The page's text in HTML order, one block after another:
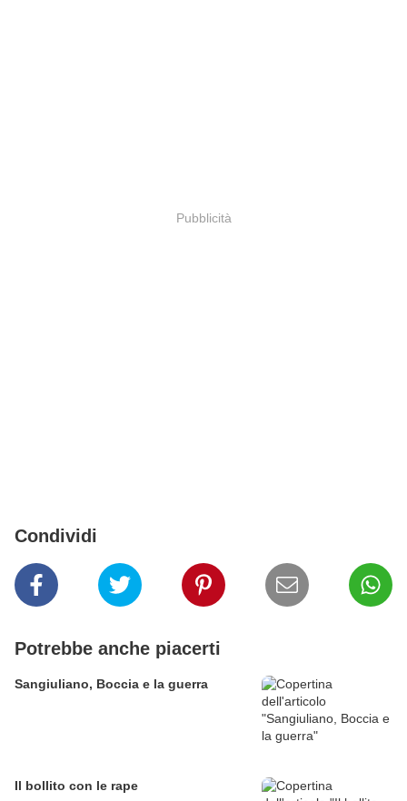
Pubblicità
Condividi
Potrebbe anche piacerti
Sangiuliano, Boccia e la guerra
Il bollito con le rape